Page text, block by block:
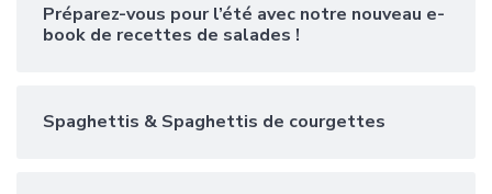
Préparez-vous pour l’été avec notre nouveau e-
book de recettes de salades !
Spaghettis & Spaghettis de courgettes